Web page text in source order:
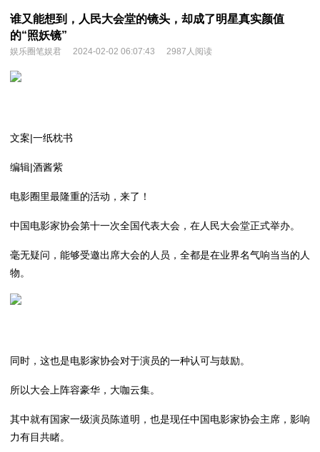
谁又能想到，人民大会堂的镜头，却成了明星真实颜值
的“照妖镜”
娱乐圈笔娱君 2024-02-02 06:07:43 2987人阅读
文案|一纸枕书
编辑|酒酱紫
电影圈里最隆重的活动，来了！
中国电影家协会第十一次全国代表大会，在人民大会堂正式举办。
毫无疑问，能够受邀出席大会的人员，全都是在业界名气响当当的人
物。
同时，这也是电影家协会对于演员的一种认可与鼓励。
所以大会上阵容豪华，大咖云集。
其中就有国家一级演员陈道明，也是现任中国电影家协会主席，影响
力有目共睹。